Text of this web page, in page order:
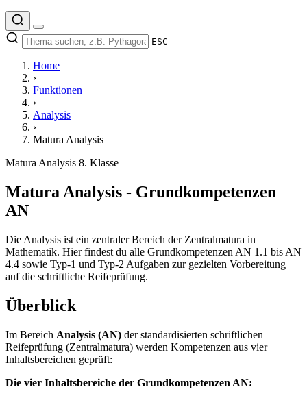
ESC
Home
›
Funktionen
›
Analysis
›
Matura Analysis
Matura Analysis 8. Klasse
Matura Analysis - Grundkompetenzen
AN
Die Analysis ist ein zentraler Bereich der Zentralmatura in
Mathematik. Hier findest du alle Grundkompetenzen AN 1.1 bis AN
4.4 sowie Typ-1 und Typ-2 Aufgaben zur gezielten Vorbereitung
auf die schriftliche Reifeprüfung.
Überblick
Im Bereich Analysis (AN) der standardisierten schriftlichen
Reifeprüfung (Zentralmatura) werden Kompetenzen aus vier
Inhaltsbereichen geprüft:
Die vier Inhaltsbereiche der Grundkompetenzen AN: